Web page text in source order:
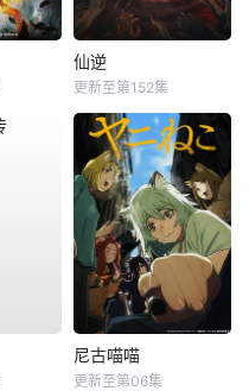
仙逆
更新至第152集
尼古喵喵
更新至第06集